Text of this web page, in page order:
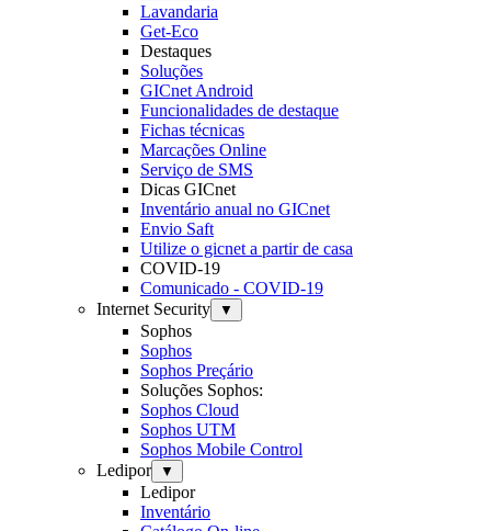
Lavandaria
Get-Eco
Destaques
Soluções
GICnet Android
Funcionalidades de destaque
Fichas técnicas
Marcações Online
Serviço de SMS
Dicas GICnet
Inventário anual no GICnet
Envio Saft
Utilize o gicnet a partir de casa
COVID-19
Comunicado - COVID-19
Internet Security
▼
Sophos
Sophos
Sophos Preçário
Soluções Sophos:
Sophos Cloud
Sophos UTM
Sophos Mobile Control
Ledipor
▼
Ledipor
Inventário